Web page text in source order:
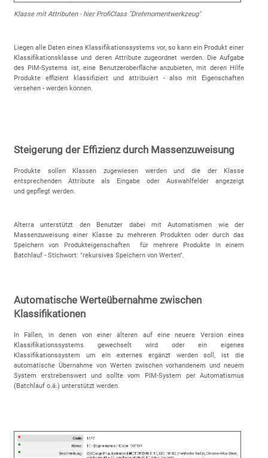
Klasse mit Attributen - hier ProfiClass "Drehmomentwerkzeug"
Liegen alle Daten eines Klassifikationssystems vor, so kann ein Produkt einer
Klassifikationsklasse und deren Attribute zugeordnet werden. Die Aufgabe
des PIM-Systems ist, eine Benutzeroberfläche anzubieten, mit deren Hilfe
Produkte effizient klassifiziert und attribuiert - also mit Eigenschaften
versehen - werden können.
Steigerung der Effizienz durch Massenzuweisung
Produkte sollen Klassen zugewiesen werden und die der Klasse
entsprechenden Attribute als Eingabe oder Auswahlfelder angezeigt
und gepflegt werden.
Alterra unterstützt den Benutzer dabei mit Automatismen wie der
Massenzuweisung einer Klasse zu mehreren Produkten oder durch das
Speichern von Produkteigenschaften für mehrere Produkte in einem
Batchlauf - Stichwort: "rekursives Speichern von Werten".
Automatische Werteübernahme zwischen
Klassifikationen
In Fällen, in denen von einer älteren auf eine neuere Version eines
Klassifikationssystems gewechselt wird oder ein eigenes
Klassifikationssystem um ein externes ergänzt werden soll, ist die
automatische Übernahme von Werten zwischen vorhandenem und neuem
System erstrebenswert und sollte vom PIM-System per Automatismus
(Batchlauf o.ä.) unterstützt werden.